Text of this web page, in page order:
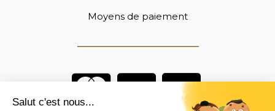
Moyens de paiement